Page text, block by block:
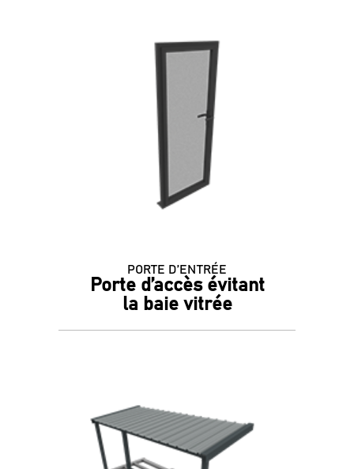
PORTE D’ENTRÉE
Porte d’accès évitant
la baie vitrée